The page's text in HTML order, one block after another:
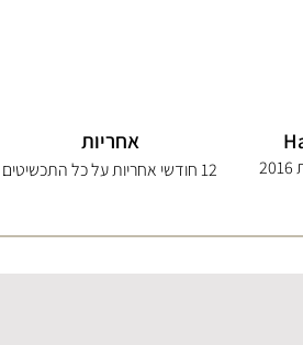
אחריות
12 חודשי אחריות על כל התכשיטים